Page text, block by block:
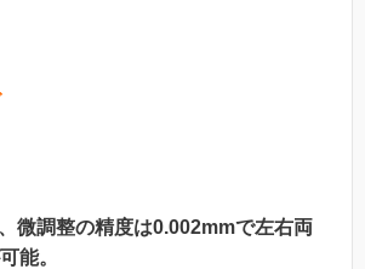
微調整の精度は0.002mmで左右両
能。